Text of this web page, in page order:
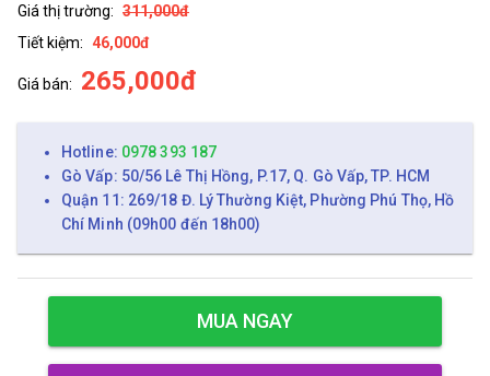
Giá thị trường: 311,000đ
Tiết kiệm: 46,000đ
Giá bán: 265,000đ
Hotline: 0978 393 187
Gò Vấp: 50/56 Lê Thị Hồng, P.17, Q. Gò Vấp, TP. HCM
Quận 11: 269/18 Đ. Lý Thường Kiệt, Phường Phú Thọ, Hồ
Chí Minh (09h00 đến 18h00)
MUA NGAY